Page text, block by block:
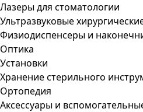
Лазеры для стоматологии
Ультразвуковые
Физиодиспенсеры и
Оптика
Установки
Хранение стерильного
Ортопедия
Аксессуары и